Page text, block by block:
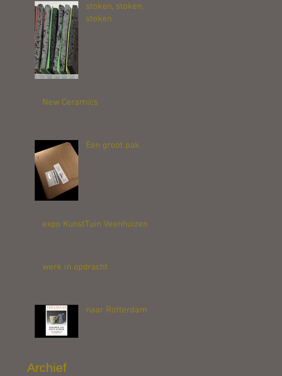
stoken, stoken,
stoken
New Ceramics
Een groot pak
expo KunstTuin Veenhuizen
werk in opdracht
naar Rotterdam
Archief